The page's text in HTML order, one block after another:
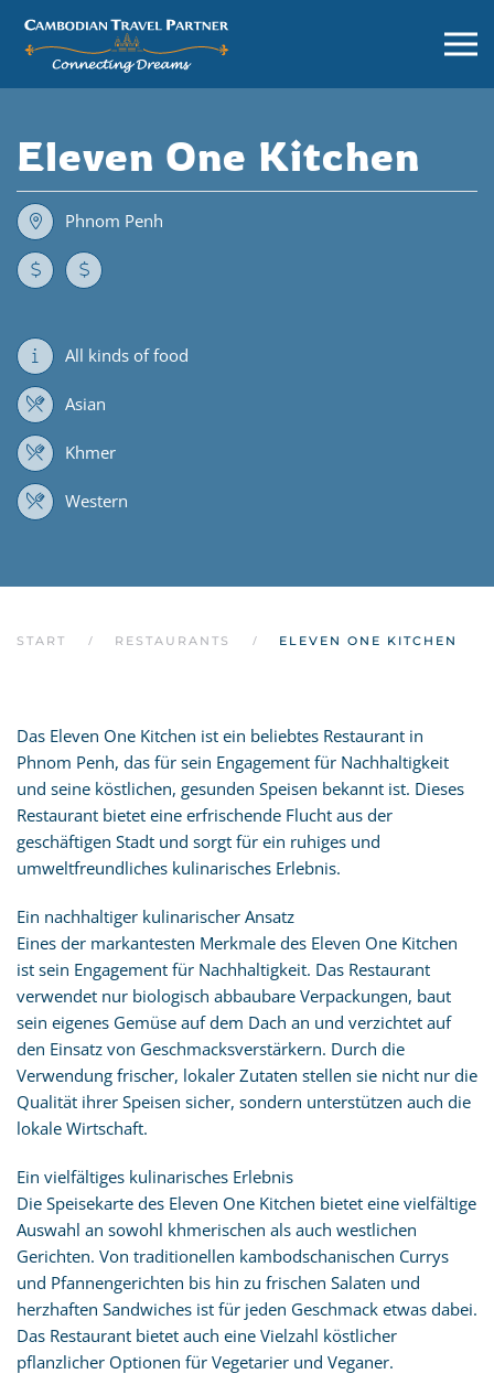
Eleven One Kitchen
Phnom Penh
All kinds of food
Asian
Khmer
Western
START RESTAURANTS ELEVEN ONE KITCHEN
Das Eleven One Kitchen ist ein beliebtes Restaurant in
Phnom Penh, das für sein Engagement für Nachhaltigkeit
und seine köstlichen, gesunden Speisen bekannt ist. Dieses
Restaurant bietet eine erfrischende Flucht aus der
geschäftigen Stadt und sorgt für ein ruhiges und
umweltfreundliches kulinarisches Erlebnis.
Ein nachhaltiger kulinarischer Ansatz
Eines der markantesten Merkmale des Eleven One Kitchen
ist sein Engagement für Nachhaltigkeit. Das Restaurant
verwendet nur biologisch abbaubare Verpackungen, baut
sein eigenes Gemüse auf dem Dach an und verzichtet auf
den Einsatz von Geschmacksverstärkern. Durch die
Verwendung frischer, lokaler Zutaten stellen sie nicht nur die
Qualität ihrer Speisen sicher, sondern unterstützen auch die
lokale Wirtschaft.
Ein vielfältiges kulinarisches Erlebnis
Die Speisekarte des Eleven One Kitchen bietet eine vielfältige
Auswahl an sowohl khmerischen als auch westlichen
Gerichten. Von traditionellen kambodschanischen Currys
und Pfannengerichten bis hin zu frischen Salaten und
herzhaften Sandwiches ist für jeden Geschmack etwas dabei.
Das Restaurant bietet auch eine Vielzahl köstlicher
pflanzlicher Optionen für Vegetarier und Veganer.